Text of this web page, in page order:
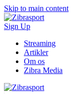
Skip to main content
Sign Up
Streaming
Artikler
Om os
Zibra Media